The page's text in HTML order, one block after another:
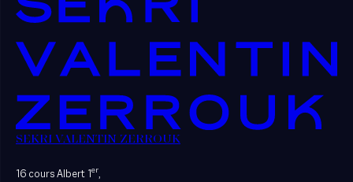
SEKRI VALENTIN ZERROUK
16 cours Albert 1er,